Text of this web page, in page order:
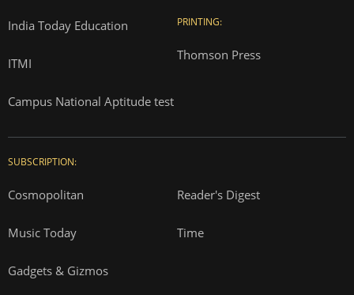
India Today Education
ITMI
Campus National Aptitude test
PRINTING:
Thomson Press
SUBSCRIPTION:
Cosmopolitan Reader's Digest
Music Today Time
Gadgets & Gizmos